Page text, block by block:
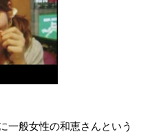
一般女性の和恵さんという